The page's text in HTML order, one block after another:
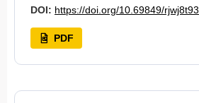
DOI: https://doi.org/10.69849/rjwj8t93
PDF